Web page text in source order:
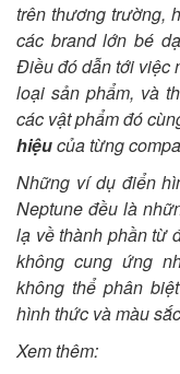
trên thương trường,
các brand lớn bé
Điều đó dẫn tới việc
loại sản phẩm, và
các vật phẩm đó
hiệucủa từng
Những ví dụ điển
Neptune đều là
lạ về thành phần từ
không cung ứng
không thể phân
hình thức và màu
Xem thêm: